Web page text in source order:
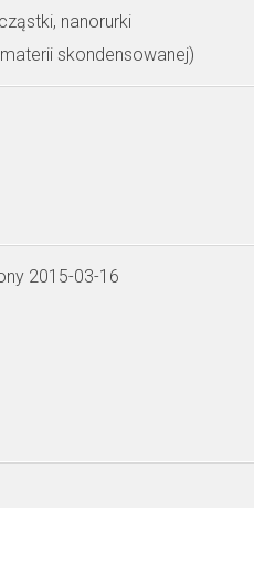
nanorurki
skondensowanej)
2015-03-16